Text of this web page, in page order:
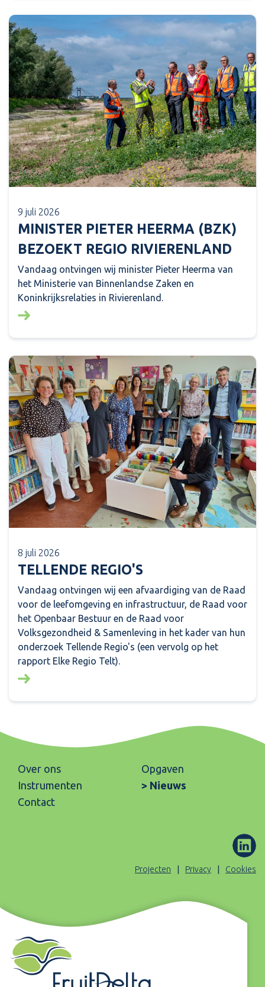
9 juli 2026
MINISTER PIETER HEERMA (BZK)
BEZOEKT REGIO RIVIERENLAND
Vandaag ontvingen wij minister Pieter Heerma van
het Ministerie van Binnenlandse Zaken en
Koninkrijksrelaties in Rivierenland.
Lees meer over: Minister Pieter Heerma (BZK)
8 juli 2026
TELLENDE REGIO'S
Vandaag ontvingen wij een afvaardiging van de Raad
voor de leefomgeving en infrastructuur, de Raad voor
het Openbaar Bestuur en de Raad voor
Volksgezondheid & Samenleving in het kader van hun
onderzoek Tellende Regio's (een vervolg op het
rapport Elke Regio Telt).
Lees meer over: Tellende regio's
Over ons
Opgaven
Instrumenten
Nieuws
Contact
ons
Projecten Privacy Cookies